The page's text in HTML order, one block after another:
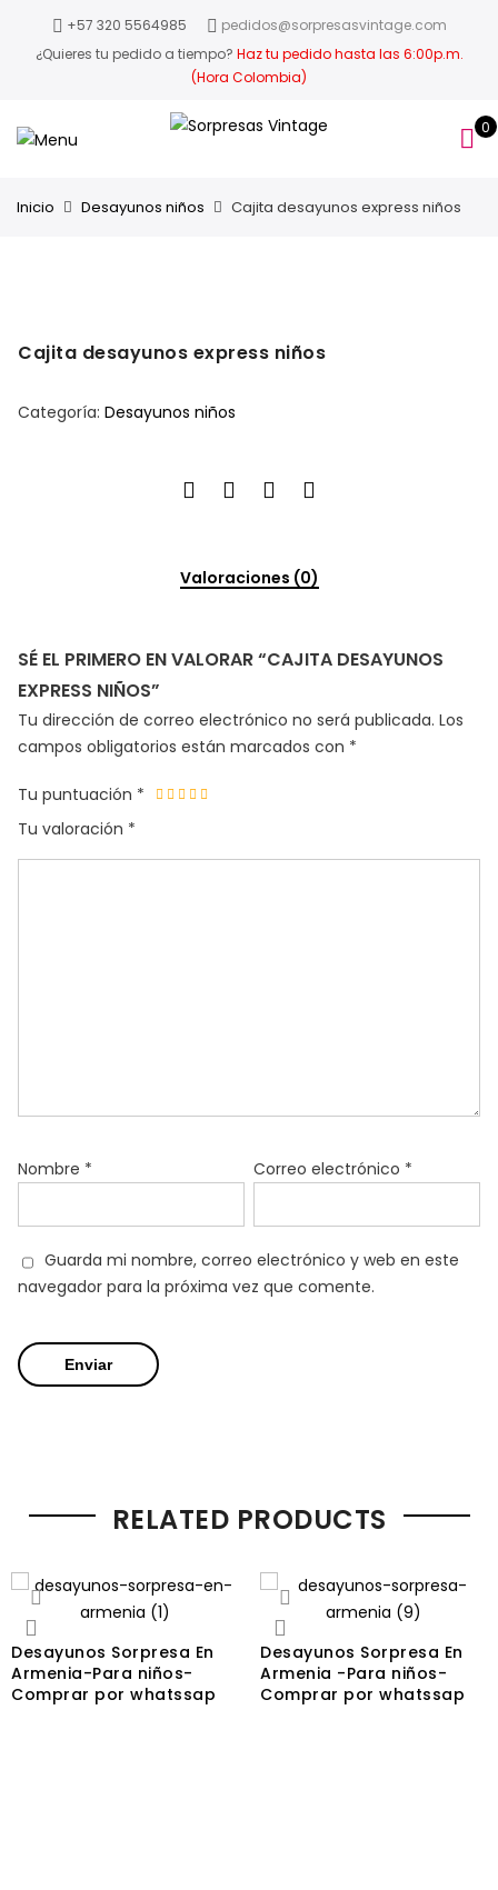
+57 320 5564985
pedidos@sorpresasvintage.com
¿Quieres tu pedido a tiempo? Haz tu pedido hasta las 6:00p.m.
(Hora Colombia)
0
Inicio Desayunos niños Cajita desayunos express niños
Cajita desayunos express niños
Categoría: Desayunos niños
Valoraciones (0)
SÉ EL PRIMERO EN VALORAR “CAJITA DESAYUNOS
EXPRESS NIÑOS”
Tu dirección de correo electrónico no será publicada. Los
campos obligatorios están marcados con *
Tu puntuación *
Tu valoración *
Nombre * Correo electrónico *
Guarda mi nombre, correo electrónico y web en este
navegador para la próxima vez que comente.
RELATED PRODUCTS
Desayunos Sorpresa En
Armenia-Para niños-
Comprar por whatssap
Desayunos Sorpresa En
Armenia -Para niños-
Comprar por whatssap